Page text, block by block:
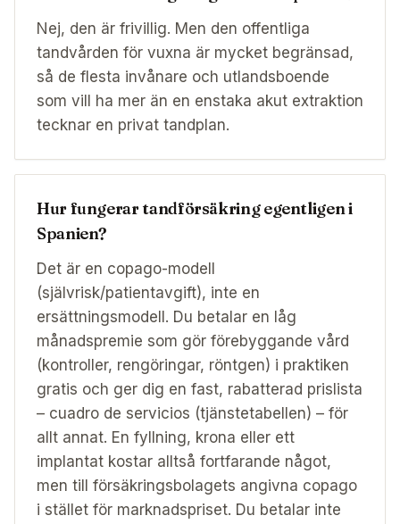
Nej, den är frivillig. Men den offentliga
tandvården för vuxna är mycket begränsad,
så de flesta invånare och utlandsboende
som vill ha mer än en enstaka akut extraktion
tecknar en privat tandplan.
Hur fungerar tandförsäkring egentligen i
Spanien?
Det är en copago-modell
(självrisk/patientavgift), inte en
ersättningsmodell. Du betalar en låg
månadspremie som gör förebyggande vård
(kontroller, rengöringar, röntgen) i praktiken
gratis och ger dig en fast, rabatterad prislista
– cuadro de servicios (tjänstetabellen) – för
allt annat. En fyllning, krona eller ett
implantat kostar alltså fortfarande något,
men till försäkringsbolagets angivna copago
i stället för marknadspriset. Du betalar inte